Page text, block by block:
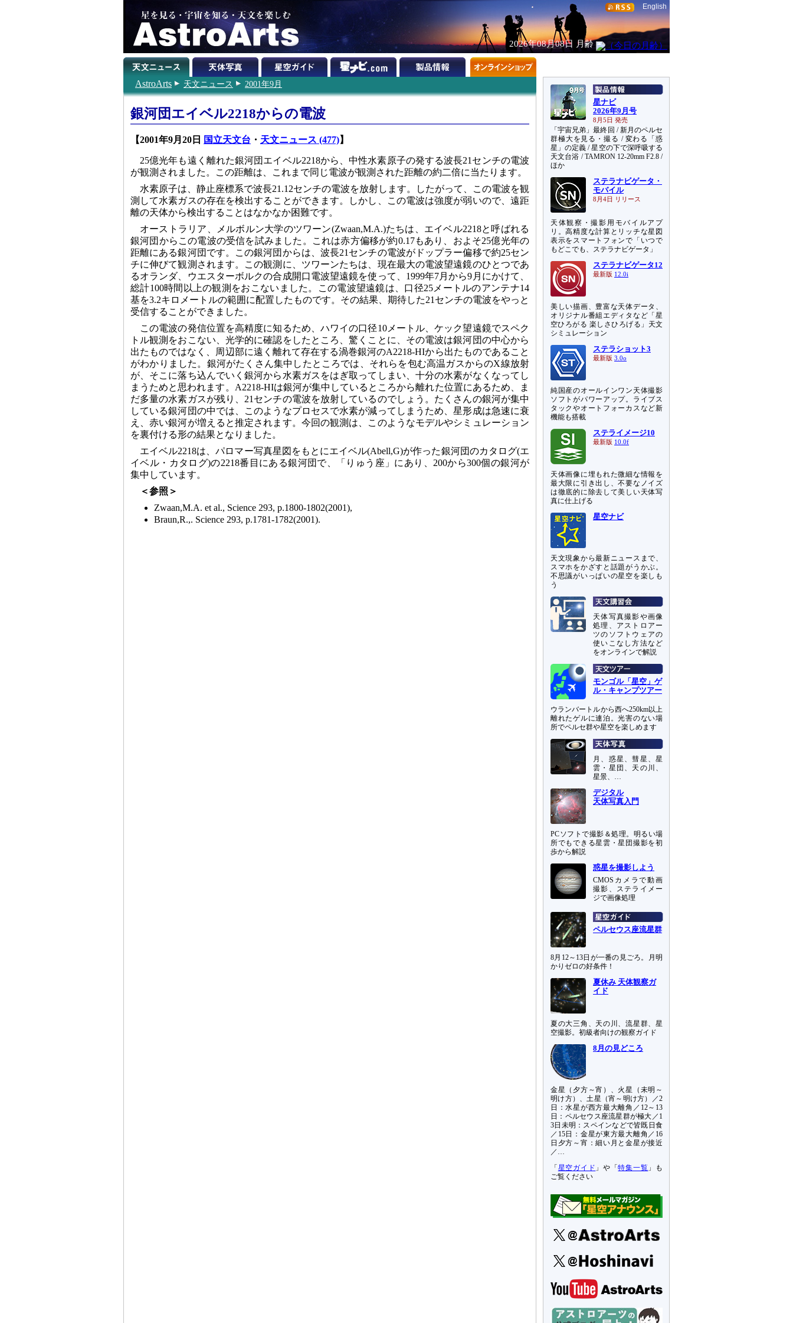
English
2026年08月08日 月齢
AstroArts 天文ニュース 2001年9月
銀河団エイベル2218からの電波
【2001年9月20日 国立天文台 ・ 天文ニュース (477)】
25億光年も遠く離れた銀河団エイベル2218から、中性水素原子の発する波長21センチの電波
が観測されました。この距離は、これまで同じ電波が観測された距離の約二倍に当たります。
水素原子は、静止座標系で波長21.12センチの電波を放射します。したがって、この電波を観
測して水素ガスの存在を検出することができます。しかし、この電波は強度が弱いので、遠距
離の天体から検出することはなかなか困難です。
オーストラリア、メルボルン大学のツワーン(Zwaan,M.A.)たちは、エイベル2218と呼ばれる
銀河団からこの電波の受信を試みました。これは赤方偏移が約0.17もあり、およそ25億光年の
距離にある銀河団です。この銀河団からは、波長21センチの電波がドップラー偏移で約25セン
チに伸びて観測されます。この観測に、ツワーンたちは、現在最大の電波望遠鏡のひとつであ
るオランダ、ウエスターボルクの合成開口電波望遠鏡を使って、1999年7月から9月にかけて、
総計100時間以上の観測をおこないました。この電波望遠鏡は、口径25メートルのアンテナ14
基を3.2キロメートルの範囲に配置したものです。その結果、期待した21センチの電波をやっと
受信することができました。
この電波の発信位置を高精度に知るため、ハワイの口径10メートル、ケック望遠鏡でスペク
トル観測をおこない、光学的に確認をしたところ、驚くことに、その電波は銀河団の中心から
出たものではなく、周辺部に遠く離れて存在する渦巻銀河のA2218-HIから出たものであること
がわかりました。銀河がたくさん集中したところでは、それらを包む高温ガスからのX線放射
が、そこに落ち込んでいく銀河から水素ガスをはぎ取ってしまい、十分の水素がなくなってし
まうためと思われます。A2218-HIは銀河が集中しているところから離れた位置にあるため、ま
だ多量の水素ガスが残り、21センチの電波を放射しているのでしょう。たくさんの銀河が集中
している銀河団の中では、このようなプロセスで水素が減ってしまうため、星形成は急速に衰
え、赤い銀河が増えると推定されます。今回の観測は、このようなモデルやシミュレーション
を裏付ける形の結果となりました。
エイベル2218は、パロマー写真星図をもとにエイベル(Abell,G)が作った銀河団のカタログ(エ
イベル・カタログ)の2218番目にある銀河団で、「りゅう座」にあり、200から300個の銀河が
集中しています。
＜参照＞
Zwaan,M.A. et al., Science 293, p.1800-1802(2001),
Braun,R.,. Science 293, p.1781-1782(2001).
星ナビ
2026年9月号
8月5日 発売
「宇宙兄弟」最終回 / 新月のペルセ
群極大を見る・撮る / 変わる「惑
星」の定義 / 星空の下で深呼吸する
天文台浴 / TAMRON 12-20mm F2.8 /
ほか
ステラナビゲータ・
モバイル
8月4日 リリース
天体観察・撮影用モバイルアプ
リ。高精度な計算とリッチな星図
表示をスマートフォンで「いつで
もどこでも、ステラナビゲータ」
ステラナビゲータ12
最新版 12.0i
美しい描画、豊富な天体データ、
オリジナル番組エディタなど「星
空ひろがる 楽しさひろげる」天文
シミュレーション
ステラショット3
最新版 3.0o
純国産のオールインワン天体撮影
ソフトがパワーアップ。ライブス
タックやオートフォーカスなど新
機能も搭載
ステライメージ10
最新版 10.0f
天体画像に埋もれた微細な情報を
最大限に引き出し、不要なノイズ
は徹底的に除去して美しい天体写
真に仕上げる
星空ナビ
天文現象から最新ニュースまで、
スマホをかざすと話題がうかぶ。
不思議がいっぱいの星空を楽しも
う
天体写真撮影や画像
処理、アストロアー
ツのソフトウェアの
使いこなし方法など
をオンラインで解説
モンゴル「星空」ゲ
ル・キャンプツアー
ウランバートルから西へ250km以上
離れたゲルに連泊。光害のない場
所でペルセ群や星空を楽しめます
月、惑星、彗星、星
雲・星団、天の川、
星景、…
デジタル
天体写真入門
PCソフトで撮影＆処理。明るい場
所でもできる星雲・星団撮影を初
歩から解説
惑星を撮影しよう
CMOSカメラで動画
撮影、ステライメー
ジで画像処理
ペルセウス座流星群
8月12～13日が一番の見ごろ。月明
かりゼロの好条件！
夏休み 天体観察ガ
イド
夏の大三角、天の川、流星群、星
空撮影。初級者向けの観察ガイド
8月の見どころ
金星（夕方～宵）、火星（未明～
明け方）、土星（宵～明け方）／2
日：水星が西方最大離角／12～13
日：ペルセウス座流星群が極大／1
3日未明：スペインなどで皆既日食
／15日：金星が東方最大離角／16
日夕方～宵：細い月と金星が接近
／…
「 星空ガイド 」や「特集一覧 」も
ご覧ください